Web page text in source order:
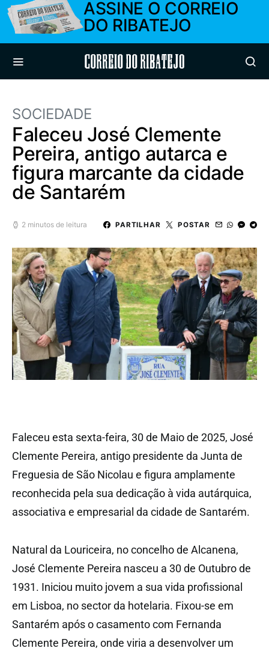
ASSINE O CORREIO
DO RIBATEJO
Correio do Ribatejo
SOCIEDADE
Faleceu José Clemente
Pereira, antigo autarca e
figura marcante da cidade
de Santarém
2 minutos de leitura PARTILHAR POSTAR
Faleceu esta sexta-feira, 30 de Maio de 2025, José
Clemente Pereira, antigo presidente da Junta de
Freguesia de São Nicolau e figura amplamente
reconhecida pela sua dedicação à vida autárquica,
associativa e empresarial da cidade de Santarém.
Natural da Louriceira, no concelho de Alcanena,
José Clemente Pereira nasceu a 30 de Outubro de
1931. Iniciou muito jovem a sua vida profissional
em Lisboa, no sector da hotelaria. Fixou-se em
Santarém após o casamento com Fernanda
Clemente Pereira, onde viria a desenvolver um